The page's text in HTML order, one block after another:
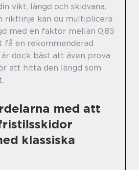
vikt, längd och skidvana.
riktlinje kan du multiplicera
med en faktor mellan 0,85
få en rekommenderad
dock bäst att även prova
att hitta den längd som
med att
klassiska